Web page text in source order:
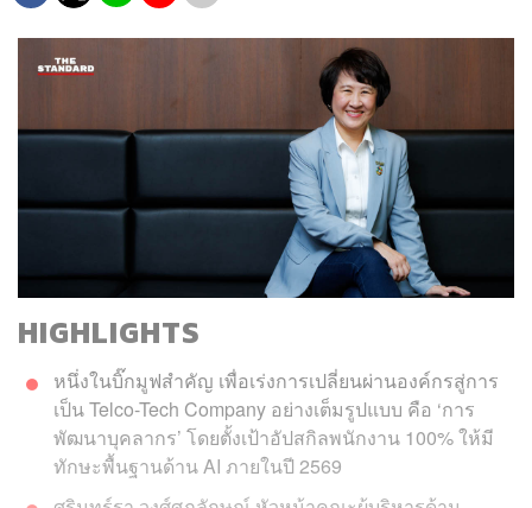
HIGHLIGHTS
หนึ่งในบิ๊กมูฟสำคัญ เพื่อเร่งการเปลี่ยนผ่านองค์กรสู่การ
เป็น Telco-Tech Company อย่างเต็มรูปแบบ คือ ‘การ
พัฒนาบุคลากร’ โดยตั้งเป้าอัปสกิลพนักงาน 100% ให้มี
ทักษะพื้นฐานด้าน AI ภายในปี 2569